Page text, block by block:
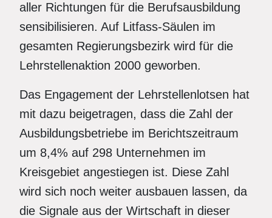
aller Richtungen für die Berufsausbildung
sensibilisieren. Auf Litfass-Säulen im
gesamten Regierungsbezirk wird für die
Lehrstellenaktion 2000 geworben.
Das Engagement der Lehrstellenlotsen hat
mit dazu beigetragen, dass die Zahl der
Ausbildungsbetriebe im Berichtszeitraum
um 8,4% auf 298 Unternehmen im
Kreisgebiet angestiegen ist. Diese Zahl
wird sich noch weiter ausbauen lassen, da
die Signale aus der Wirtschaft in dieser